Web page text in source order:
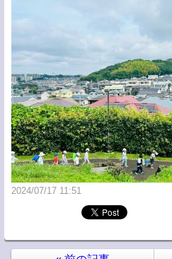
2024/07/17 11:51